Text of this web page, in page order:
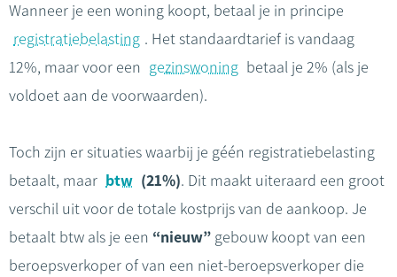
Wanneer je een woning koopt, betaal je in principe
registratiebelasting . Het standaardtarief is vandaag
12%, maar voor een gezinswoning betaal je 2% (als je
voldoet aan de voorwaarden).
Toch zijn er situaties waarbij je géén registratiebelasting
betaalt, maar btw (21%). Dit maakt uiteraard een groot
verschil uit voor de totale kostprijs van de aankoop. Je
betaalt btw als je een “nieuw” gebouw koopt van een
beroepsverkoper of van een niet-beroepsverkoper die